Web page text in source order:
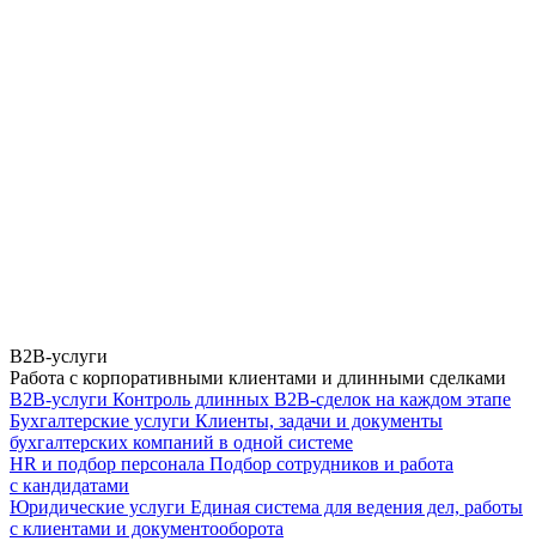
B2B-услуги
Работа с корпоративными клиентами и длинными сделками
B2B-услуги Контроль длинных B2B-сделок на каждом этапе
Бухгалтерские услуги Клиенты, задачи и документы
бухгалтерских компаний в одной системе
HR и подбор персонала Подбор сотрудников и работа
с кандидатами
Юридические услуги Единая система для ведения дел, работы
с клиентами и документооборота